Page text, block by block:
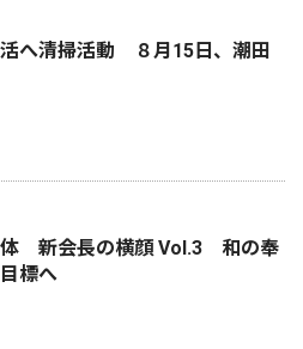
へ清掃活動 ８月15日、潮田
体 新会長の横顔 Vol.3 和の奉
標へ